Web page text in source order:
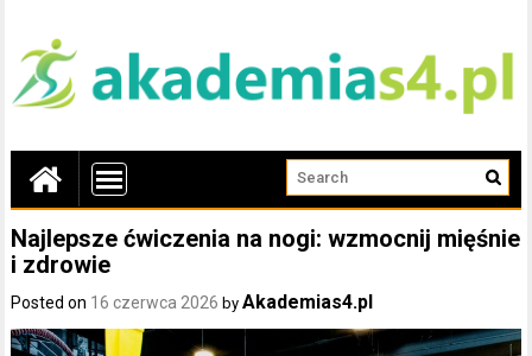
Najlepsze ćwiczenia na nogi: wzmocnij mięśnie
i zdrowie
Posted on 16 czerwca 2026 byAkademias4.pl